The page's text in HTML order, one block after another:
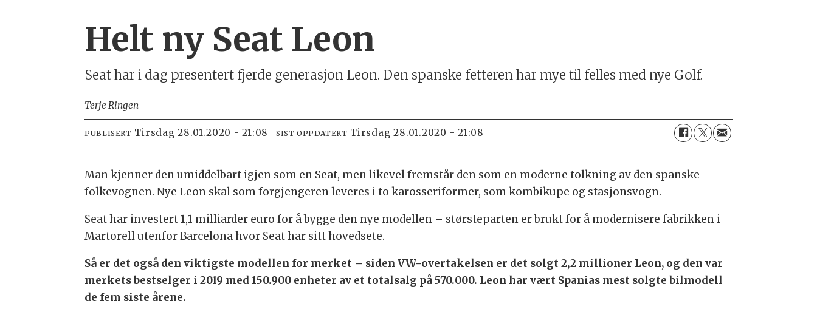
Helt ny Seat Leon
Seat har i dag presentert fjerde generasjon Leon. Den spanske fetteren har mye til felles med nye Golf.
Terje Ringen
PUBLISERT tirsdag 28.01.2020 - 21:08 SIST OPPDATERT tirsdag 28.01.2020 - 21:08
Man kjenner den umiddelbart igjen som en Seat, men likevel fremstår den som en moderne tolkning av den spanske
folkevognen. Nye Leon skal som forgjengeren leveres i to karosseriformer, som kombikupe og stasjonsvogn.
Seat har investert 1,1 milliarder euro for å bygge den nye modellen – størsteparten er brukt for å modernisere fabrikken i
Martorell utenfor Barcelona hvor Seat har sitt hovedsete.
Så er det også den viktigste modellen for merket – siden VW-overtakelsen er det solgt 2,2 millioner Leon, og den var
merkets bestselger i 2019 med 150.900 enheter av et totalsalg på 570.000. Leon har vært Spanias mest solgte bilmodell
de fem siste årene.